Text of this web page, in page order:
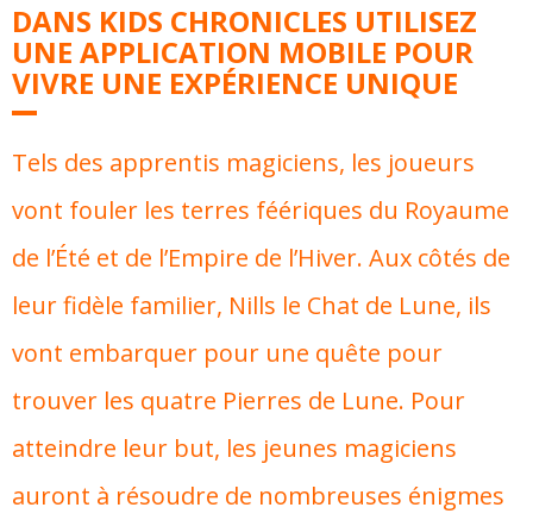
DANS KIDS CHRONICLES UTILISEZ
UNE APPLICATION MOBILE POUR
VIVRE UNE EXPÉRIENCE UNIQUE
Tels des apprentis magiciens, les joueurs
vont fouler les terres féériques du Royaume
de l’Été et de l’Empire de l’Hiver. Aux côtés de
leur fidèle familier, Nills le Chat de Lune, ils
vont embarquer pour une quête pour
trouver les quatre Pierres de Lune. Pour
atteindre leur but, les jeunes magiciens
auront à résoudre de nombreuses énigmes